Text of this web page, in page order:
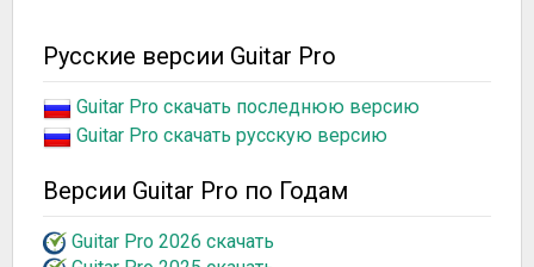
Русские версии Guitar Pro
Guitar Pro скачать последнюю версию
Guitar Pro скачать русскую версию
Версии Guitar Pro по Годам
Guitar Pro 2026 скачать